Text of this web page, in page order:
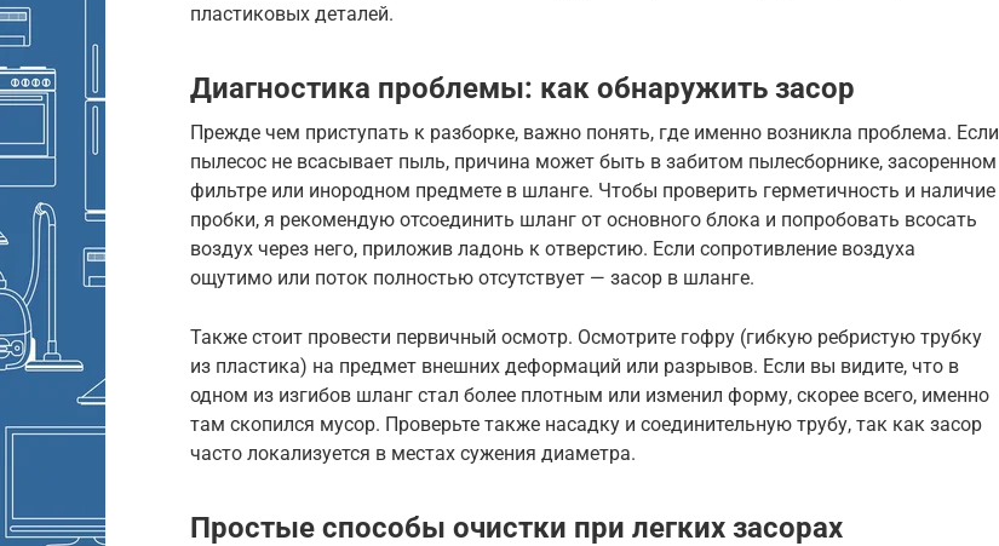
пластиковых деталей.
Диагностика проблемы: как обнаружить засор
Прежде чем приступать к разборке, важно понять, где именно возникла проблема. Если
пылесос не всасывает пыль, причина может быть в забитом пылесборнике, засоренном
фильтре или инородном предмете в шланге. Чтобы проверить герметичность и наличие
пробки, я рекомендую отсоединить шланг от основного блока и попробовать всосать
воздух через него, приложив ладонь к отверстию. Если сопротивление воздуха
ощутимо или поток полностью отсутствует — засор в шланге.
Также стоит провести первичный осмотр. Осмотрите гофру (гибкую ребристую трубку
из пластика) на предмет внешних деформаций или разрывов. Если вы видите, что в
одном из изгибов шланг стал более плотным или изменил форму, скорее всего, именно
там скопился мусор. Проверьте также насадку и соединительную трубу, так как засор
часто локализуется в местах сужения диаметра.
Простые способы очистки при легких засорах